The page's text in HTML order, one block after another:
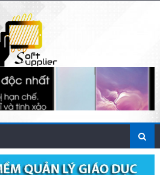
kỹ thuật: cách audit website nhanh
nghệ
marketing: Tự động hóa tác vụ
nghiệp: Tại sao tốc độ tải website
hàng rời đi